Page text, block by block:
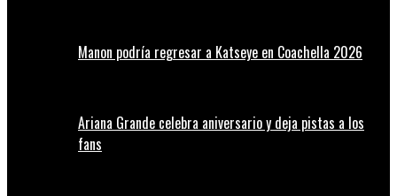
Manon podría regresar a Katseye en Coachella 2026
Ariana Grande celebra aniversario y deja pistas a los
fans